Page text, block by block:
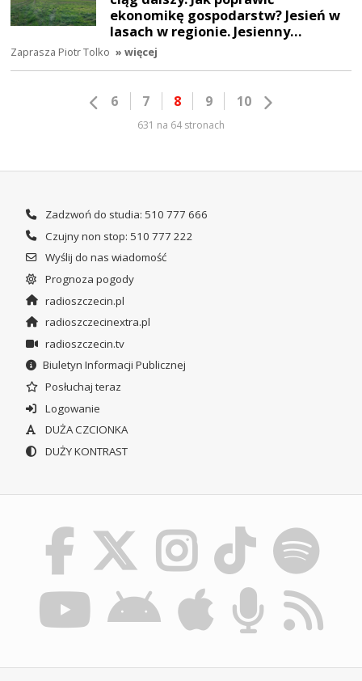
ekonomikę gospodarstw? Jesień w
lasach w regionie. Jesienny…
Zaprasza Piotr Tolko » więcej
6 7 8 9 10
631 na 64 stronach
Zadzwoń do studia: 510 777 666
Czujny non stop: 510 777 222
Wyślij do nas wiadomość
Prognoza pogody
radioszczecin.pl
radioszczecinextra.pl
radioszczecin.tv
Biuletyn Informacji Publicznej
Posłuchaj teraz
Logowanie
DUŻA CZCIONKA
DUŻY KONTRAST